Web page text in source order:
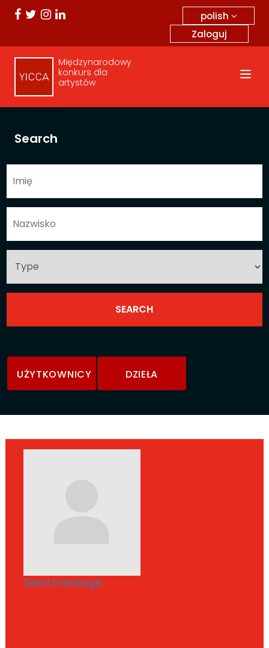
polish
Zaloguj
Międzynarodowy
konkurs dla
artystów
Search
UŻYTKOWNICY DZIEŁA
Send message
...